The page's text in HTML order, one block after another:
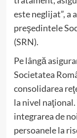
este neglijat”, a
preşedintele
(SRN).
Pe lângă
Societatea
consolidarea
la nivel
integrarea de
persoanele la